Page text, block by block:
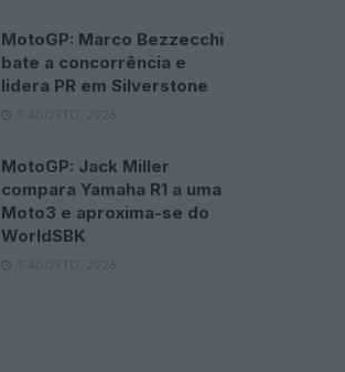
MotoGP: Marco Bezzecchi
bate a concorrência e
lidera PR em Silverstone
7 AGOSTO, 2026
MotoGP: Jack Miller
compara Yamaha R1 a uma
Moto3 e aproxima-se do
WorldSBK
7 AGOSTO, 2026